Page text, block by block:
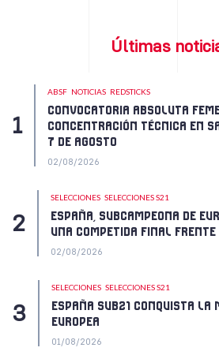
Últimas
ABSF NOTICIAS REDSTICKS
CONVOCATORIA ABSOLUTA
CONCENTRACIÓN TÉCNICA EN
7 DE AGOSTO
02/08/2026
SELECCIONES SELECCIONES S21
ESPAÑA, SUBCAMPEONA DE
UNA COMPETIDA FINAL
02/08/2026
SELECCIONES SELECCIONES S21
ESPAÑA SUB21 CONQUISTA LA
EUROPEA
01/08/2026